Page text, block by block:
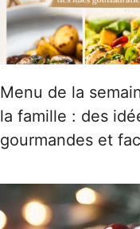
Menu de la
la famille : des
gourmandes et